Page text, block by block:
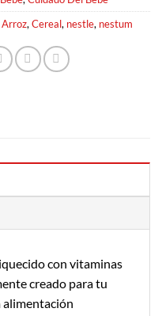
Arroz, Cereal, nestle, nestum
con vitaminas
creado para tu
alimentación